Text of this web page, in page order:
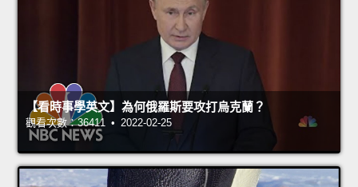
【看時事學英文】為何俄羅斯要攻打烏克蘭？
觀看次數：36411 • 2022-02-25